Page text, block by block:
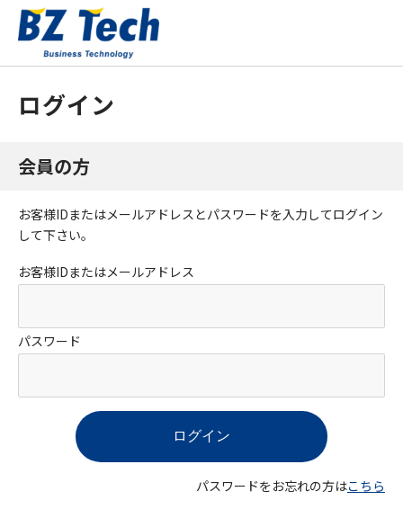
ログイン
会員の方
お客様IDまたはメールアドレスとパスワードを入力してログイン
して下さい。
お客様IDまたはメールアドレス
パスワード
パスワードをお忘れの方はこちら